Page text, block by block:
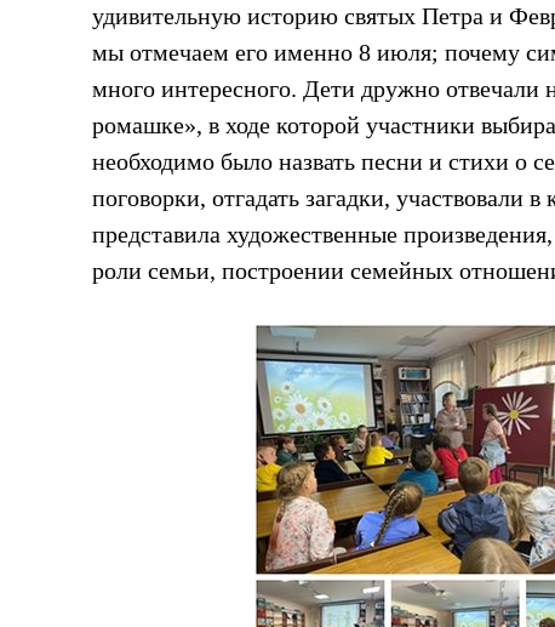
удивительную историю святых Петра и
мы отмечаем его именно 8 июля; почему
много интересного. Дети дружно отвечали
ромашке», в ходе которой участники
необходимо было назвать песни и стихи о
поговорки, отгадать загадки, участвовали
представила художественные
роли семьи, построении семейных